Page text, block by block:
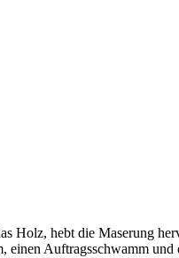
Holz, hebt die Maserung
einen Auftragsschwamm und